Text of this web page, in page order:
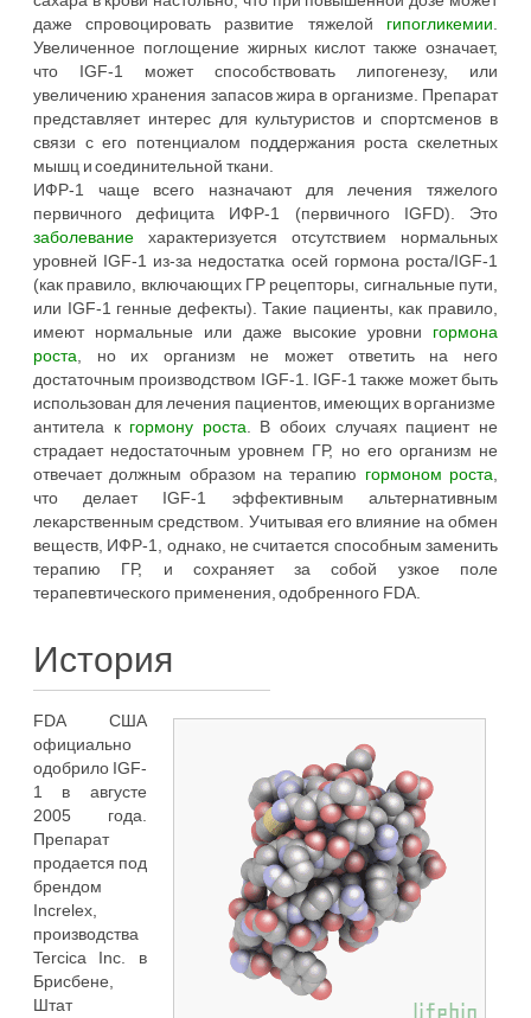
даже спровоцировать развитие тяжелой гипогликемии.
Увеличенное поглощение жирных кислот также означает,
что IGF-1 может способствовать липогенезу, или
увеличению хранения запасов жира в организме. Препарат
представляет интерес для культуристов и спортсменов в
связи с его потенциалом поддержания роста скелетных
мышц и соединительной ткани.
ИФР-1 чаще всего назначают для лечения тяжелого
первичного дефицита ИФР-1 (первичного IGFD). Это
заболевание характеризуется отсутствием нормальных
уровней IGF-1 из-за недостатка осей гормона роста/IGF-1
(как правило, включающих ГР рецепторы, сигнальные пути,
или IGF-1 генные дефекты). Такие пациенты, как правило,
имеют нормальные или даже высокие уровни гормона
роста, но их организм не может ответить на него
достаточным производством IGF-1. IGF-1 также может быть
использован для лечения пациентов, имеющих в организме
антитела к гормону роста. В обоих случаях пациент не
страдает недостаточным уровнем ГР, но его организм не
отвечает должным образом на терапию гормоном роста,
что делает IGF-1 эффективным альтернативным
лекарственным средством. Учитывая его влияние на обмен
веществ, ИФР-1, однако, не считается способным заменить
терапию ГР, и сохраняет за собой узкое поле
терапевтического применения, одобренного FDA.
История
FDA США
официально
одобрило IGF-
1 в августе
2005 года.
Препарат
продается под
брендом
Increlex,
производства
Tercica Inc. в
Брисбене,
Штат